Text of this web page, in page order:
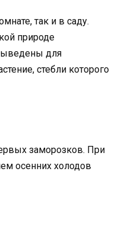
так и в саду.
природе
для
стебли которого
заморозков. При
осенних холодов